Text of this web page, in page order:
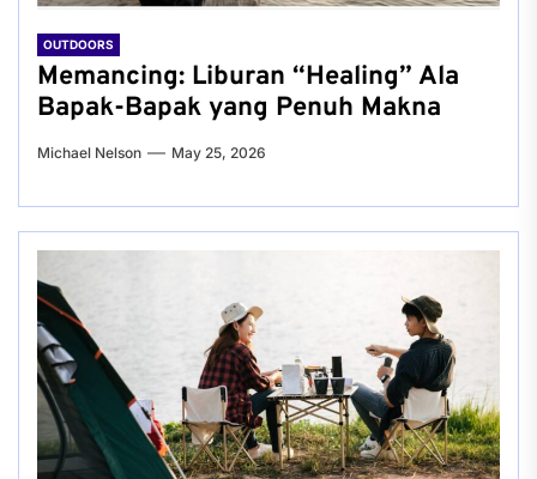
OUTDOORS
Memancing: Liburan “Healing” Ala
Bapak-Bapak yang Penuh Makna
Michael Nelson May 25, 2026